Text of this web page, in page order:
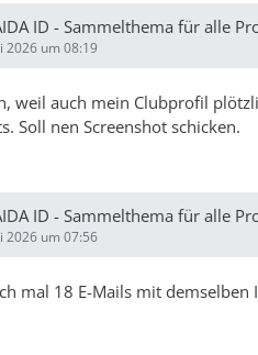
ID - Sammelthema für alle
2026 um 08:19
weil auch mein Clubprofil
Soll nen Screenshot schicken.
ID - Sammelthema für alle
2026 um 07:56
mal 18 E-Mails mit